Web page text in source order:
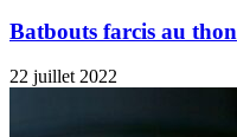
Batbouts farcis au thon
22 juillet 2022